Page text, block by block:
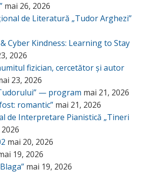
mai 26, 2026
de Literatură „Tudor Arghezi”
Cyber Kindness: Learning to Stay
2026
fizician, cercetător și autor
23, 2026
— program mai 21, 2026
romantic” mai 21, 2026
de Interpretare Pianistică „Tineri
mai 20, 2026
19, 2026
mai 19, 2026